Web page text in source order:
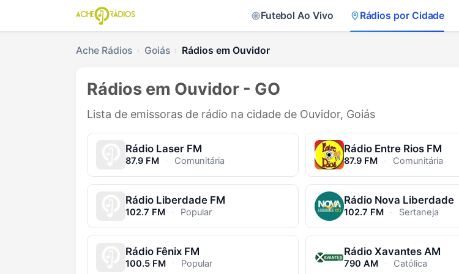
Futebol Ao Vivo Rádios por Cidade
Ache Rádios Goiás Rádios em Ouvidor
Rádios em Ouvidor - GO
Lista de emissoras de rádio na cidade de Ouvidor, Goiás
Rádio Laser FM
87.9 FM · Comunitária
Rádio Entre Rios FM
87.9 FM · Comunitária
Rádio Liberdade FM
102.7 FM · Popular
Rádio Nova Liberdade
102.7 FM · Sertaneja
Rádio Fênix FM
100.5 FM · Popular
Rádio Xavantes AM
790 AM · Católica